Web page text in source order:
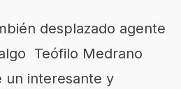
desplazado agente
Teófilo Medrano
un interesante y